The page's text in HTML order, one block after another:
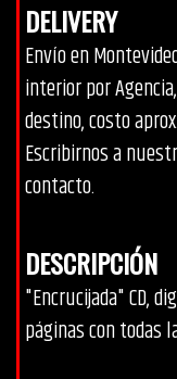
DELIVERY
Envío en
interior por
destino, costo
Escribirnos a
contacto.
DESCRIPCIÓN
"Encrucijada" CD,
páginas con todas